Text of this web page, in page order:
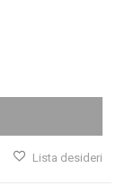
Lista desideri